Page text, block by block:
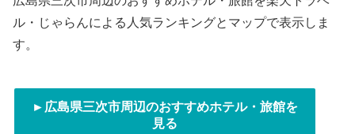
ル・じゃらんによる人気ランキングとマップで表示しま
す。
►広島県三次市周辺のおすすめホテル・旅館を
見る